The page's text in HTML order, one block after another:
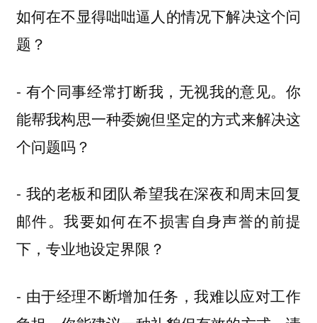
如何在不显得咄咄逼人的情况下解决这个问
题？
- 有个同事经常打断我，无视我的意见。你
能帮我构思一种委婉但坚定的方式来解决这
个问题吗？
- 我的老板和团队希望我在深夜和周末回复
邮件。我要如何在不损害自身声誉的前提
下，专业地设定界限？
- 由于经理不断增加任务，我难以应对工作